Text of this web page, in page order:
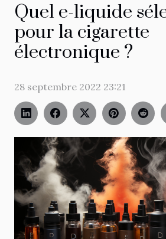
Quel e-liquide
pour la cigarette
électronique ?
28 septembre 2022 23:21